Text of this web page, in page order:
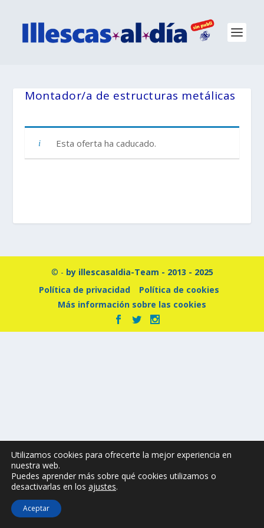
Montador/a de estructuras metálicas
Esta oferta ha caducado.
© - by illescasaldia-Team - 2013 - 2025
Política de privacidad
Política de cookies
Más información sobre las cookies
Utilizamos cookies para ofrecerte la mejor experiencia en
nuestra web.
Puedes aprender más sobre qué cookies utilizamos o
desactivarlas en los ajustes.
Aceptar